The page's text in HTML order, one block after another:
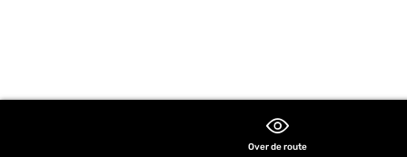
Over de route